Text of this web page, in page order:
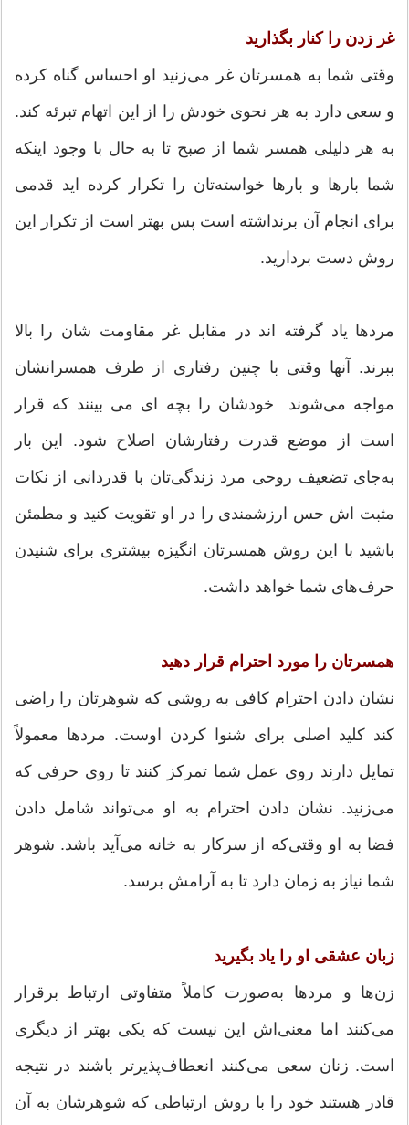
غر زدن را کنار بگذارید
وقتی شما به همسرتان غر می‌زنید او احساس گناه کرده
و سعی دارد به هر نحوی خودش را از این اتهام تبرئه کند.
به هر دلیلی همسر شما از صبح تا به‌ حال با وجود اینکه
شما بارها و بارها خواسته‌تان را تکرار کرده اید قدمی
برای انجام آن برنداشته است پس بهتر است از تکرار این
روش دست‌ بردارید.
مردها یاد گرفته اند در مقابل غر مقاومت شان را بالا
ببرند. آنها وقتی با چنین رفتاری از طرف همسرانشان
مواجه می‌شوند خودشان را بچه ای می بینند که قرار
است از موضع قدرت رفتارشان اصلاح شود. این بار
به‌جای تضعیف روحی مرد زندگی‌تان با قدردانی از نکات
مثبت اش حس ارزشمندی را در او تقویت کنید و مطمئن
باشید با این روش همسرتان انگیزه بیشتری برای شنیدن
حرف‌های شما خواهد داشت.
همسرتان را مورد احترام قرار دهید
نشان دادن احترام کافی به روشی که شوهرتان را راضی
کند کلید اصلی برای شنوا کردن اوست. مردها معمولاً
تمایل دارند روی عمل شما تمرکز کنند تا روی حرفی که
می‌زنید. نشان دادن احترام به او می‌تواند شامل دادن
فضا به او وقتی‌که از سرکار به خانه می‌آید باشد. شوهر
شما نیاز به زمان دارد تا به آرامش برسد.
زبان عشقی او را یاد بگیرید
زن‌ها و مردها به‌صورت کاملاً متفاوتی ارتباط برقرار
می‌کنند اما معنی‌اش این نیست که یکی بهتر از دیگری
است. زنان سعی می‌کنند انعطاف‌پذیرتر باشند در نتیجه
قادر هستند خود را با روش ارتباطی که شوهرشان به آن